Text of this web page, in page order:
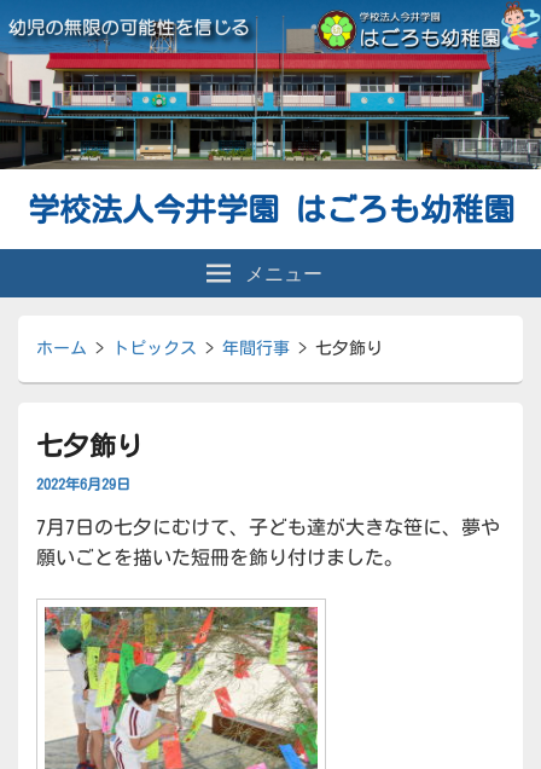
学校法人今井学園 はごろも幼稚園
メニュー
ホーム > トピックス > 年間行事 > 七夕飾り
七夕飾り
2022年6月29日
7月7日の七夕にむけて、子ども達が大きな笹に、夢や
願いごとを描いた短冊を飾り付けました。